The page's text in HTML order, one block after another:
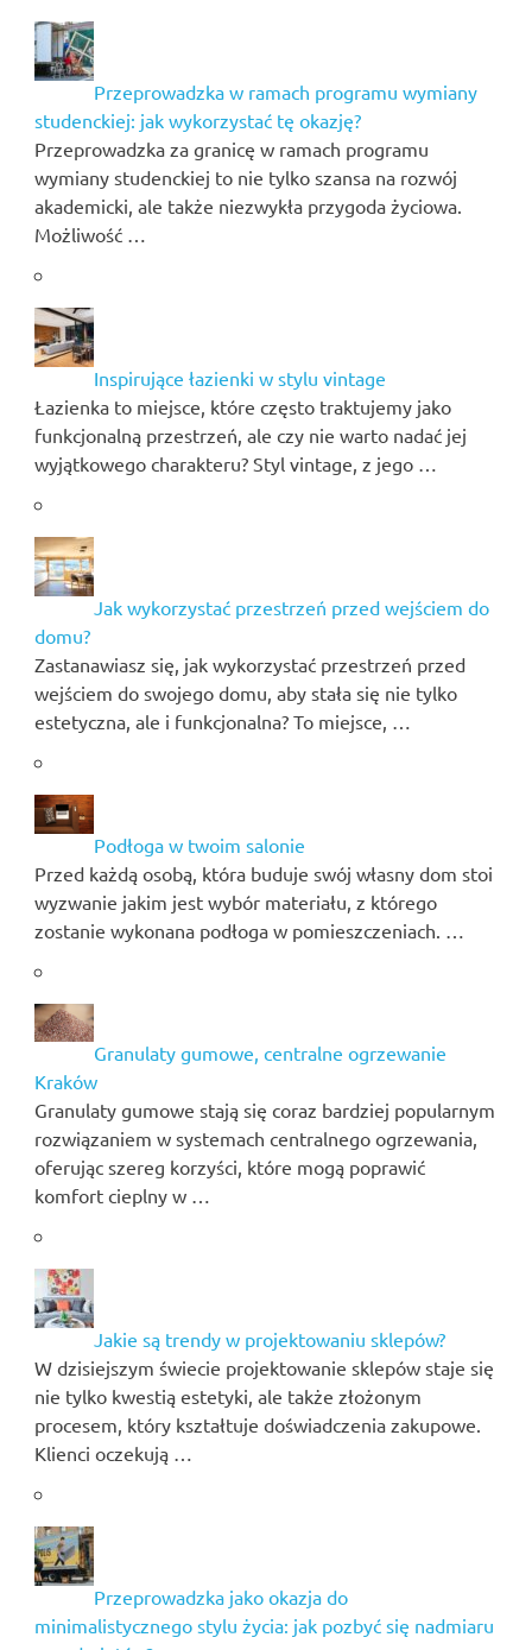
Przeprowadzka w ramach programu wymiany
studenckiej: jak wykorzystać tę okazję?
Przeprowadzka za granicę w ramach programu
wymiany studenckiej to nie tylko szansa na rozwój
akademicki, ale także niezwykła przygoda życiowa.
Możliwość …
Inspirujące łazienki w stylu vintage
Łazienka to miejsce, które często traktujemy jako
funkcjonalną przestrzeń, ale czy nie warto nadać jej
wyjątkowego charakteru? Styl vintage, z jego …
Jak wykorzystać przestrzeń przed wejściem do
domu?
Zastanawiasz się, jak wykorzystać przestrzeń przed
wejściem do swojego domu, aby stała się nie tylko
estetyczna, ale i funkcjonalna? To miejsce, …
Podłoga w twoim salonie
Przed każdą osobą, która buduje swój własny dom stoi
wyzwanie jakim jest wybór materiału, z którego
zostanie wykonana podłoga w pomieszczeniach. …
Granulaty gumowe, centralne ogrzewanie
Kraków
Granulaty gumowe stają się coraz bardziej popularnym
rozwiązaniem w systemach centralnego ogrzewania,
oferując szereg korzyści, które mogą poprawić
komfort cieplny w …
Jakie są trendy w projektowaniu sklepów?
W dzisiejszym świecie projektowanie sklepów staje się
nie tylko kwestią estetyki, ale także złożonym
procesem, który kształtuje doświadczenia zakupowe.
Klienci oczekują …
Przeprowadzka jako okazja do
minimalistycznego stylu życia: jak pozbyć się nadmiaru